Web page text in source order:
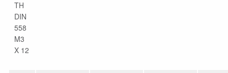
TH
DIN
558
M3
X 12